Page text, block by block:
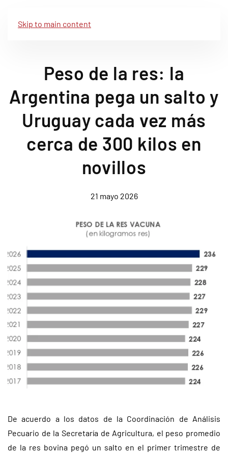
Skip to main content
Peso de la res: la
Argentina pega un salto y
Uruguay cada vez más
cerca de 300 kilos en
novillos
21 mayo 2026
De acuerdo a los datos de la Coordinación de Análisis
Pecuario de la Secretaría de Agricultura, el peso promedio
de la res bovina pegó un salto en el primer trimestre de